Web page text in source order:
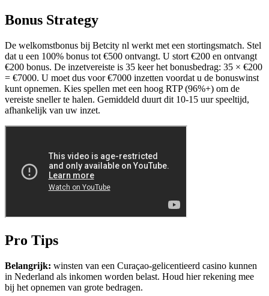
Bonus Strategy
De welkomstbonus bij Betcity nl werkt met een stortingsmatch. Stel
dat u een 100% bonus tot €500 ontvangt. U stort €200 en ontvangt
€200 bonus. De inzetvereiste is 35 keer het bonusbedrag: 35 × €200
= €7000. U moet dus voor €7000 inzetten voordat u de bonuswinst
kunt opnemen. Kies spellen met een hoog RTP (96%+) om de
vereiste sneller te halen. Gemiddeld duurt dit 10-15 uur speeltijd,
afhankelijk van uw inzet.
Pro Tips
Belangrijk: winsten van een Curaçao-gelicentieerd casino kunnen
in Nederland als inkomen worden belast. Houd hier rekening mee
bij het opnemen van grote bedragen.